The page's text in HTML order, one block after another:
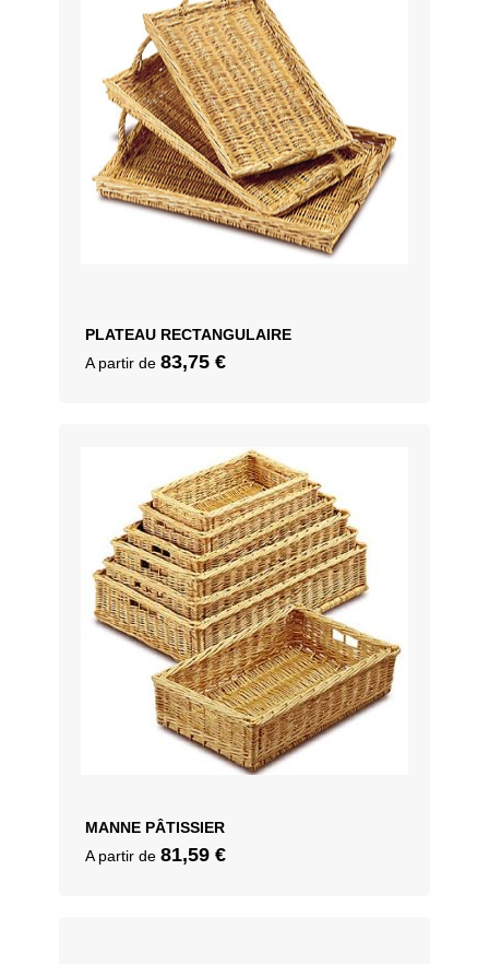
PLATEAU RECTANGULAIRE
A partir de 83,75 €
MANNE PÂTISSIER
A partir de 81,59 €